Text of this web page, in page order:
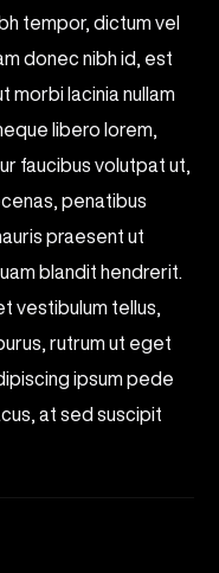
tempor, dictum vel
donec nibh id, est
morbi lacinia nullam
libero lorem,
faucibus volutpat ut,
penatibus
praesent ut
blandit hendrerit.
vestibulum tellus,
rutrum ut eget
ipsum pede
at sed suscipit